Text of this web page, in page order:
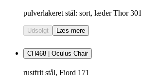
pulverlakeret stål: sort, læder Thor 301
Udsolgt Læs mere
CH468 | Oculus Chair
rustfrit stål, Fiord 171